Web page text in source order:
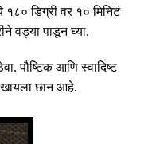
डिग्री वर १० मिनिटं
वड्या पाडून घ्या.
.पौष्टिक आणि स्वादिष्ट
खायला छान आहे.